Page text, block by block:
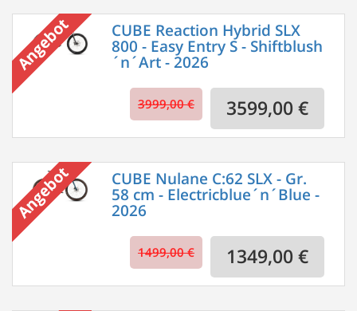
CUBE Reaction Hybrid SLX
800 - Easy Entry S - Shiftblush
´n´Art - 2026
3999,00 € 3599,00 €
CUBE Nulane C:62 SLX - Gr.
58 cm - Electricblue´n´Blue -
2026
1499,00 € 1349,00 €